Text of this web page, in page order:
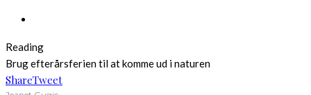
Reading
Brug efterårsferien til at komme ud i naturen
ShareTweet